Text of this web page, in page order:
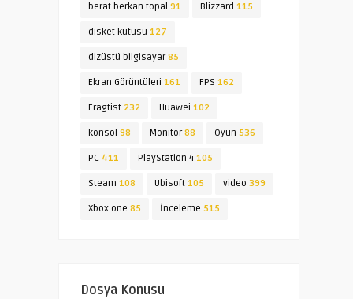
berat berkan topal 91 Blizzard 115
disket kutusu 127
dizüstü bilgisayar85
Ekran Görüntüleri 161 FPS 162
Fragtist 232 Huawei 102
konsol 98 Monitör88 Oyun 536
PC 411 PlayStation 4 105
Steam 108 Ubisoft 105 video 399
Xbox one 85 İnceleme 515
Dosya Konusu